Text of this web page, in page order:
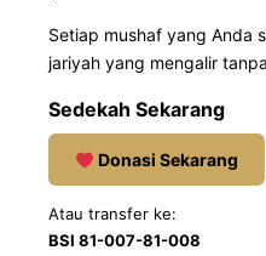
Setiap mushaf yang Anda
jariyah yang mengalir
Sedekah Sekarang
Donasi Sekarang
Atau transfer ke:
BSI 81-007-81-008